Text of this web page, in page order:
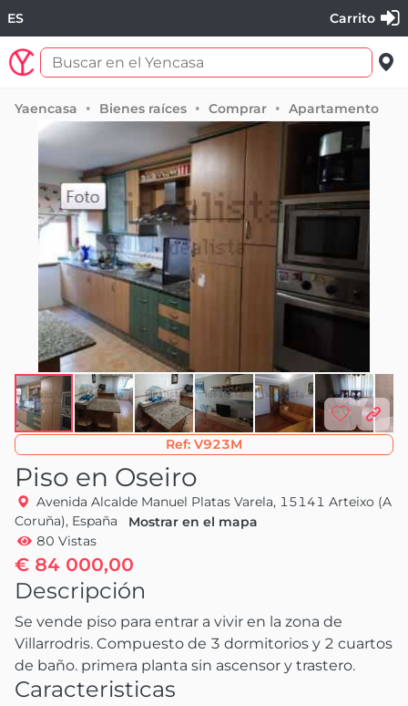
ES Carrito
Yaencasa Bienes raíces Comprar Apartamento
Ref: V923M
Piso en Oseiro
Avenida Alcalde Manuel Platas Varela, 15141 Arteixo (A
Coruña), España
Mostrar en el mapa
80 Vistas
€ 84 000,00
Descripción
Se vende piso para entrar a vivir en la zona de
Villarrodris. Compuesto de 3 dormitorios y 2 cuartos
de baño. primera planta sin ascensor y trastero.
Caracteristicas